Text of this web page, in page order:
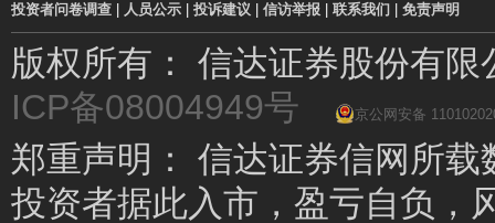
投资者问卷调查 人员公示 投诉建议 信访举报 联系我们 免责声明
版权所有： 信达证券股份有
ICP备08004949号
京公网安备
郑重声明： 信达证券信网所
投资者据此入市，盈亏自负，